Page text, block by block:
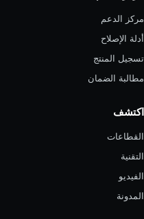
مركز الدعم
أدلة الإصلاح
تسجيل المنتج
مطالبة الضمان
اكتشف
القطاعات
التقنية
الفيديو
المدونة